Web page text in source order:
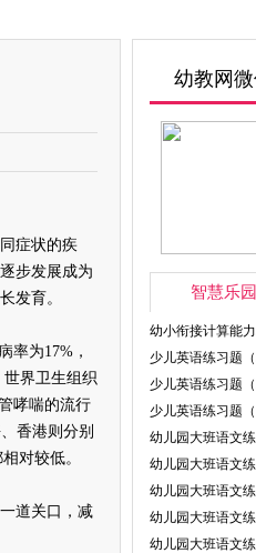
症状的疾
步发展成为
发育。
为17%，
世界卫生组织
哮喘的流行
香港则分别
对较低。
道关口，减
幼教网
智慧乐园
幼小衔接计算能
少儿英语练习题（
少儿英语练习题（
少儿英语练习题（
幼儿园大班语文练
幼儿园大班语文练
幼儿园大班语文练
幼儿园大班语文练
幼儿园大班语文练